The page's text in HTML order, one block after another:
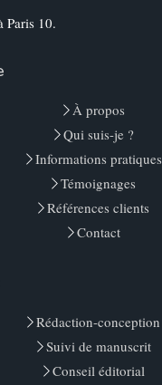
Paris 10.
À propos
Qui suis-je ?
Informations pratiques
Témoignages
Références clients
Contact
Rédaction-conception
Suivi de manuscrit
Conseil éditorial